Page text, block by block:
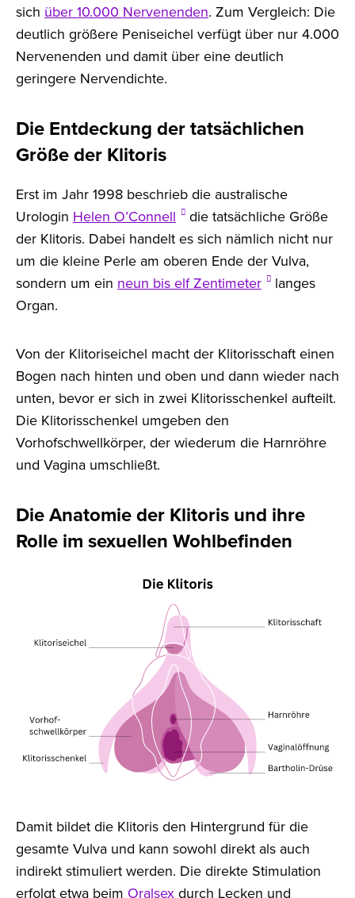
sich über 10.000 Nervenenden. Zum Vergleich: Die
deutlich größere Peniseichel verfügt über nur 4.000
Nervenenden und damit über eine deutlich
geringere Nervendichte.
Die Entdeckung der tatsächlichen
Größe der Klitoris
Erst im Jahr 1998 beschrieb die australische
Urologin Helen O’Connell
die tatsächliche Größe
der Klitoris. Dabei handelt es sich nämlich nicht nur
um die kleine Perle am oberen Ende der Vulva,
sondern um ein neun bis elf Zentimeter
langes
Organ.
Von der Klitoriseichel macht der Klitorisschaft einen
Bogen nach hinten und oben und dann wieder nach
unten, bevor er sich in zwei Klitorisschenkel aufteilt.
Die Klitorisschenkel umgeben den
Vorhofschwellkörper, der wiederum die Harnröhre
und Vagina umschließt.
Die Anatomie der Klitoris und ihre
Rolle im sexuellen Wohlbefinden
Damit bildet die Klitoris den Hintergrund für die
gesamte Vulva und kann sowohl direkt als auch
indirekt stimuliert werden. Die direkte Stimulation
erfolgt etwa beim Oralsex durch Lecken und